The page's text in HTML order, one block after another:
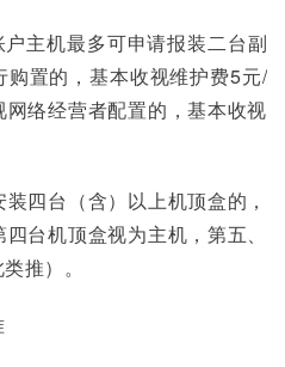
主机最多可申请报装二台副
置的，基本收视维护费5元/
络经营者配置的，基本收视
四台（含）以上机顶盒的，
台机顶盒视为主机，第五、
推）。